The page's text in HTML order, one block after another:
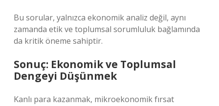
Bu sorular, yalnızca ekonomik analiz değil, aynı
zamanda etik ve toplumsal sorumluluk bağlamında
da kritik öneme sahiptir.
Sonuç: Ekonomik ve Toplumsal
Dengeyi Düşünmek
Kanlı para kazanmak, mikroekonomik fırsat